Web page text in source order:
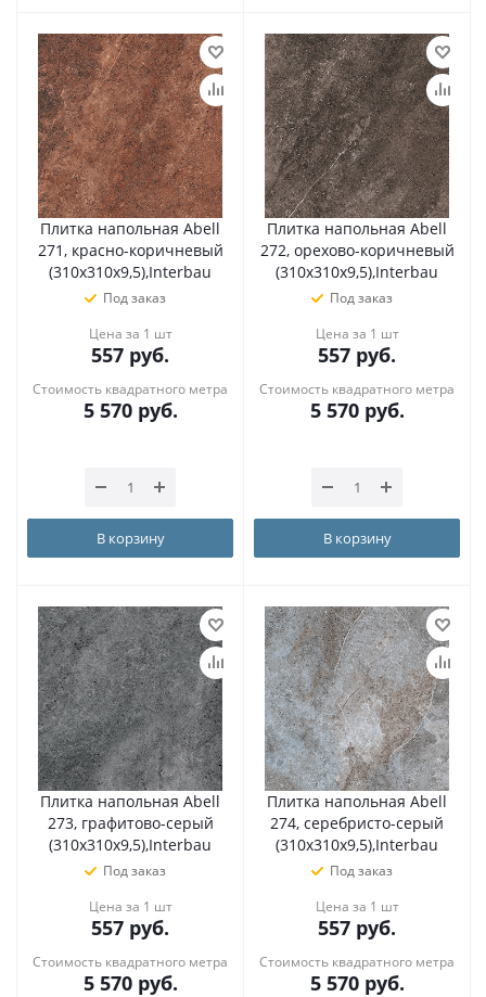
Плитка напольная Abell
271, красно-коричневый
(310х310х9,5),Interbau
Под заказ
Цена за 1 шт
557 руб.
Стоимость квадратного метра
5 570руб.
В корзину
Плитка напольная Abell
272, орехово-коричневый
(310х310х9,5),Interbau
Под заказ
Цена за 1 шт
557 руб.
Стоимость квадратного метра
5 570руб.
В корзину
Плитка напольная Abell
273, графитово-серый
(310х310х9,5),Interbau
Под заказ
Цена за 1 шт
557 руб.
Стоимость квадратного метра
5 570руб.
Плитка напольная Abell
274, серебристо-серый
(310х310х9,5),Interbau
Под заказ
Цена за 1 шт
557 руб.
Стоимость квадратного метра
5 570руб.